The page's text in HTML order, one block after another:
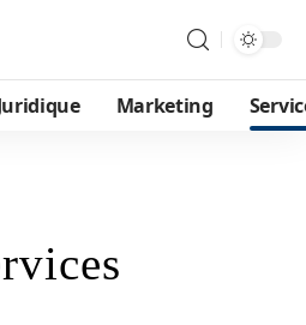
Marketing